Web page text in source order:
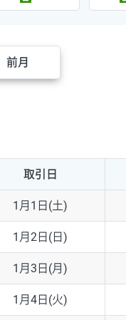
HUF/JPY
ZAR/JPY
MXN/JPY
AUD/USD
NZD/USD
EUR/GBP
EUR/AUD
GBP/AUD
前月
取引日
1月1日(土)
1月2日(日)
1月3日(月)
1月4日(火)